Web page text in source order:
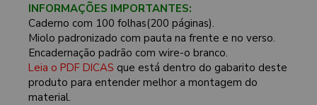
INFORMAÇÕES IMPORTANTES:
Caderno com 100 folhas(200 páginas).
Miolo padronizado com pauta na frente e no verso.
Encadernação padrão com wire-o branco.
Leia o PDF DICAS que está dentro do gabarito deste
produto para entender melhor a montagem do
material.